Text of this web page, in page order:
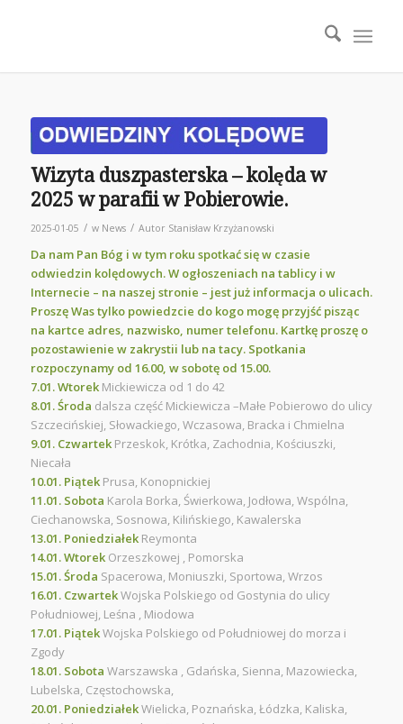
Wizyta duszpasterska – kolęda w
2025 w parafii w Pobierowie.
2025-01-05 / w News / Autor Stanisław Krzyżanowski
Da nam Pan Bóg i w tym roku spotkać się w czasie
odwiedzin kolędowych. W ogłoszeniach na tablicy i w
Internecie – na naszej stronie – jest już informacja o ulicach.
Proszę Was tylko powiedzcie do kogo mogę przyjść pisząc
na kartce adres, nazwisko, numer telefonu. Kartkę proszę o
pozostawienie w zakrystii lub na tacy. Spotkania
rozpoczynamy od 16.00, w sobotę od 15.00.
7.01. WtorekMickiewicza od 1 do 42
8.01. Środa dalsza część Mickiewicza –Małe Pobierowo do ulicy
Szczecińskiej, Słowackiego, Wczasowa, Bracka i Chmielna
9.01. CzwartekPrzeskok, Krótka, Zachodnia, Kościuszki,
Niecała
10.01. PiątekPrusa, Konopnickiej
11.01. Sobota Karola Borka, Świerkowa, Jodłowa, Wspólna,
Ciechanowska, Sosnowa, Kilińskiego, Kawalerska
13.01. PoniedziałekReymonta
14.01. WtorekOrzeszkowej , Pomorska
15.01. Środa Spacerowa, Moniuszki, Sportowa, Wrzos
16.01. CzwartekWojska Polskiego od Gostynia do ulicy
Południowej, Leśna , Miodowa
17.01. PiątekWojska Polskiego od Południowej do morza i
Zgody
18.01. Sobota Warszawska , Gdańska, Sienna, Mazowiecka,
Lubelska, Częstochowska,
20.01. PoniedziałekWielicka, Poznańska, Łódzka, Kaliska,